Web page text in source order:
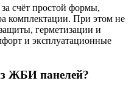
счёт простой формы,
комплектации. При этом не
герметизации и
и эксплуатационные
ЖБИ панелей?